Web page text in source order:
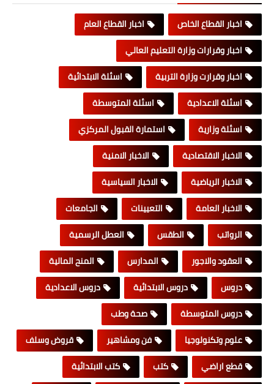
اخبار القطاع الخاص
اخبار القطاع العام
اخبار وقرارات وزارة التعليم العالي
اخبار وقرارت وزارة التربية
اسئلة الابتدائية
اسئلة الاعدادية
اسئلة المتوسطة
اسئلة وزارية
استمارة القبول المركزي
الاخبار الاقتصادية
الاخبار الامنية
الاخبار الرياضية
الاخبار السياسية
الاخبار العامة
التعيينات
الجامعات
الرواتب
الطقس
العطل الرسمية
العقود والاجور
المدارس
المنح المالية
دروس
دروس الابتدائية
دروس الاعدادية
دروس المتوسطة
صحة وطب
علوم وتكنولوجيا
فن ومشاهير
قروض وسلف
قطع اراضي
كتب
كتب الابتدائية